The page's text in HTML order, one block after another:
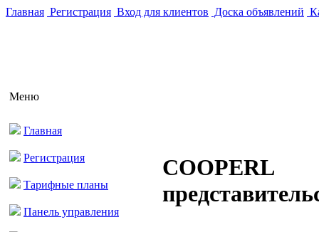
Главная Регистрация Вход для клиентов Доска объявлений
Меню
Главная
Регистрация
Тарифные планы
Панель управления
COOPERL